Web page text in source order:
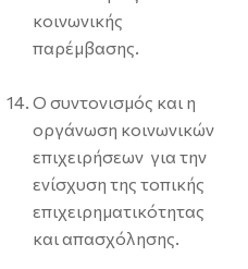
κοινωνικής
παρέμβασης.
Ο συντονισμός και η
οργάνωση κοινωνικών
επιχειρήσεων για την
ενίσχυση της τοπικής
επιχειρηματικότητας
και απασχόλησης.